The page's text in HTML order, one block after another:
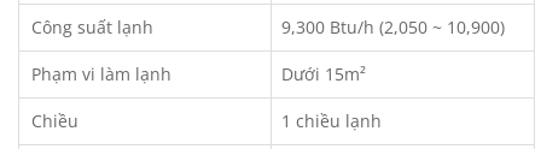
Công suất lạnh 9,300 Btu/h (2,050 ~ 10,900)
Phạm vi làm lạnh Dưới 15m²
Chiều 1 chiều lạnh